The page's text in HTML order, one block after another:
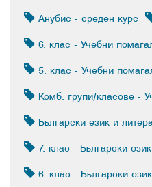
Анубис - среден курс
6. клас - Учебни
5. клас - Учебни
Комб. групи/класове -
Български език и
7. клас - Български
6. клас - Български